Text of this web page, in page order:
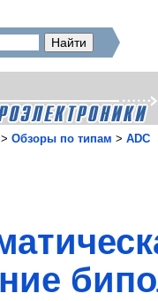
Обзоры по типам > ADC